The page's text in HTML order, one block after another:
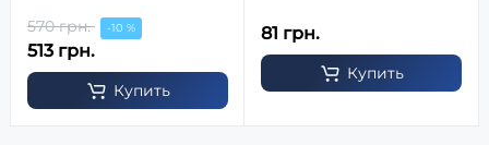
570 грн. -10 %
513 грн.
Купить
81 грн.
Купить